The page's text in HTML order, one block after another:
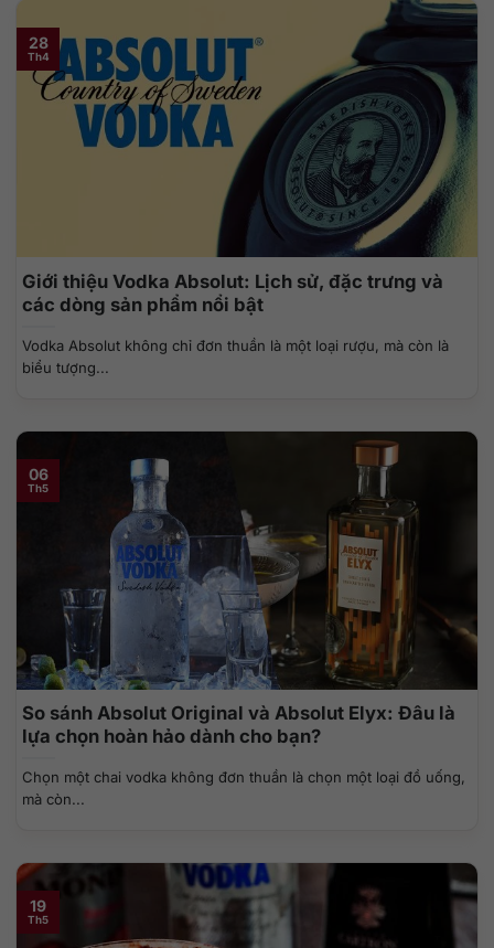
Giới thiệu Vodka Absolut: Lịch sử, đặc trưng và
các dòng sản phẩm nổi bật
Vodka Absolut không chỉ đơn thuần là một loại rượu, mà còn là
biểu tượng...
28
Th4
So sánh Absolut Original và Absolut Elyx: Đâu là
lựa chọn hoàn hảo dành cho bạn?
Chọn một chai vodka không đơn thuần là chọn một loại đồ uống,
mà còn...
06
Th5
19
Th5